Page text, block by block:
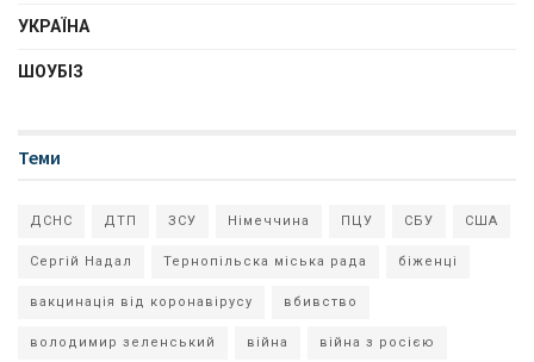
УКРАЇНА
ШОУБІЗ
Теми
ДСНС ДТП ЗСУ Німеччина ПЦУ СБУ США
Сергій Надал Тернопільска міська рада біженці
вакцинація від коронавірусу вбивство
володимир зеленський війна війна з росією